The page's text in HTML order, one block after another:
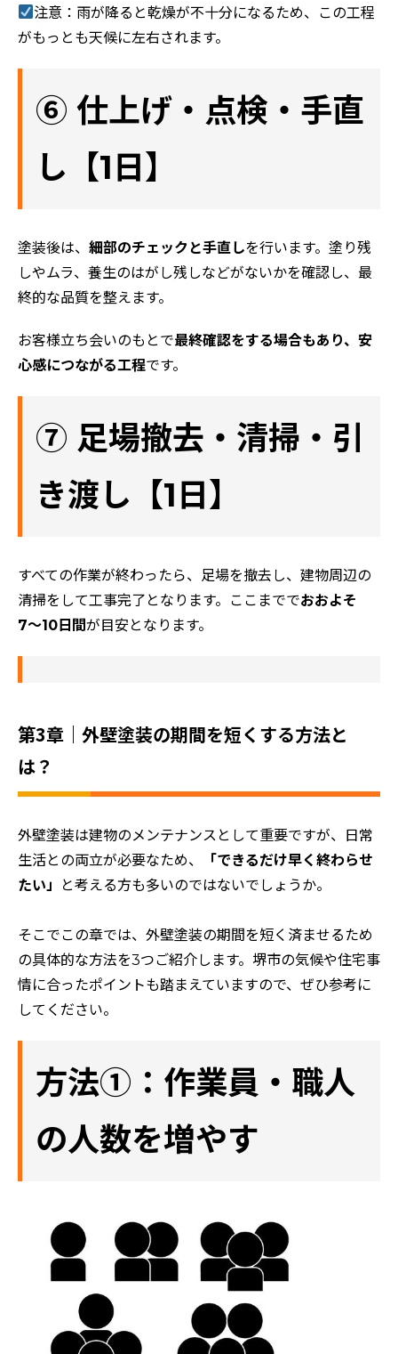
注意：雨が降ると乾燥が不十分になるため、この工程
がもっとも天候に左右されます。
⑥ 仕上げ・点検・手直
し【1日】
塗装後は、 細部のチェックと手直しを行います。塗り残
しやムラ、養生のはがし残しなどがないかを確認し、最
終的な品質を整えます。
お客様立ち会いのもとで最終確認をする場合もあり、安
心感につながる工程です。
⑦ 足場撤去・清掃・引
き渡し【1日】
すべての作業が終わったら、足場を撤去し、建物周辺の
清掃をして工事完了となります。ここまででおおよそ
7〜10日間が目安となります。
第3章｜外壁塗装の期間を短くする方法と
は？
外壁塗装は建物のメンテナンスとして重要ですが、日常
生活との両立が必要なため、
「できるだけ早く終わらせ
たい」
と考える方も多いのではないでしょうか。
そこでこの章では、外壁塗装の期間を短く済ませるため
の具体的な方法を3つご紹介します。堺市の気候や住宅事
情に合ったポイントも踏まえていますので、ぜひ参考に
してください。
方法①：作業員・職人
の人数を増やす